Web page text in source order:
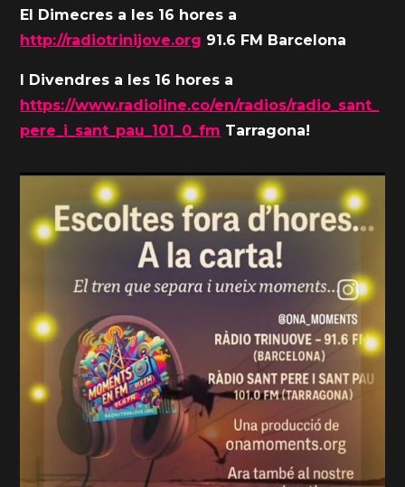
El Dimecres a les 16 hores a
http://radiotrinijove.org 91.6 FM Barcelona
I Divendres a les 16 hores a
https://www.radioline.co/en/radios/radio_sant_
pere_i_sant_pau_101_0_fm Tarragona!